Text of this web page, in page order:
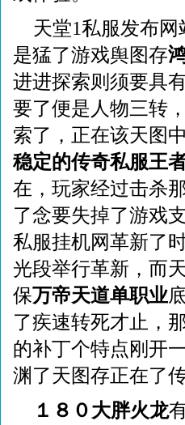
天堂1私服发布
是猛了游戏舆图存
进进探索则须要具
要了便是人物三转
索了，正在该天图
稳定的传奇私服王
在，玩家经过击杀
了念要失掉了游戏
私服挂机网革新了
光段举行革新，而
保万帝天道单职业
了疾速转死才止，
的补丁个特点刚开
渊了天图存正在了
１８０大胖火龙